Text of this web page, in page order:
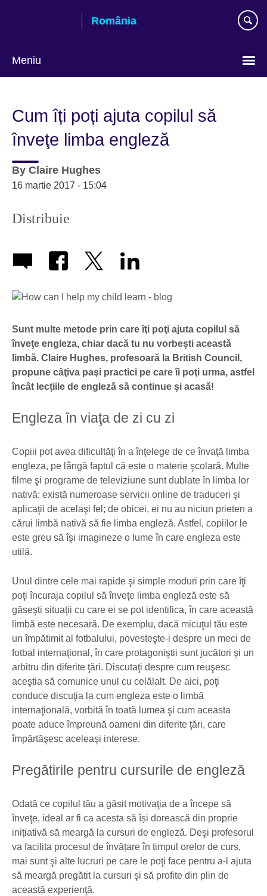
România
Meniu
Cum îți poți ajuta copilul să
înveţe limba engleză
By Claire Hughes
16 martie 2017 - 15:04
Distribuie
Sunt multe metode prin care îţi poţi ajuta copilul să
înveţe engleza, chiar dacă tu nu vorbeşti această
limbă. Claire Hughes, profesoară la British Council,
propune câţiva paşi practici pe care îi poţi urma, astfel
încât lecţiile de engleză să continue şi acasă!
Engleza în viaţa de zi cu zi
Copiii pot avea dificultăţi în a înţelege de ce învaţă limba
engleza, pe lângă faptul că este o materie şcolară. Multe
filme şi programe de televiziune sunt dublate în limba lor
nativă; există numeroase servicii online de traduceri şi
aplicaţii de acelaşi fel; de obicei, ei nu au niciun prieten a
cărui limbă nativă să fie limba engleză. Astfel, copiilor le
este greu să îşi imagineze o lume în care engleza este
utilă.
Unul dintre cele mai rapide şi simple moduri prin care îţi
poţi încuraja copilul să înveţe limba engleză este să
găseşti situaţii cu care ei se pot identifica, în care această
limbă este necesară. De exemplu, dacă micuţul tău este
un împătimit al fotbalului, povesteşte-i despre un meci de
fotbal internaţional, în care protagoniştii sunt jucători şi un
arbitru din diferite ţări. Discutaţi despre cum reuşesc
aceştia să comunice unul cu celălalt. De aici, poţi
conduce discuţia la cum engleza este o limbă
internaţională, vorbită în toată lumea şi cum aceasta
poate aduce împreună oameni din diferite ţări, care
împărtăşesc aceleaşi interese.
Pregătirile pentru cursurile de engleză
Odată ce copilul tău a găsit motivaţia de a începe să
înveţe, ideal ar fi ca acesta să își dorească din proprie
inițiativă să meargă la cursuri de engleză. Deşi profesorul
va facilita procesul de învățare în timpul orelor de curs,
mai sunt şi alte lucruri pe care le poţi face pentru a-l ajuta
să meargă pregătit la cursuri şi să profite din plin de
această experienţă.